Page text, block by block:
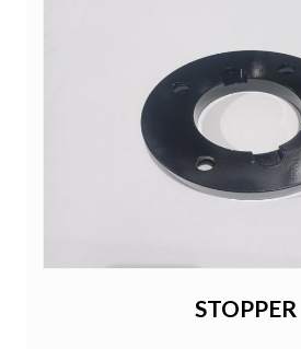
STOPPER